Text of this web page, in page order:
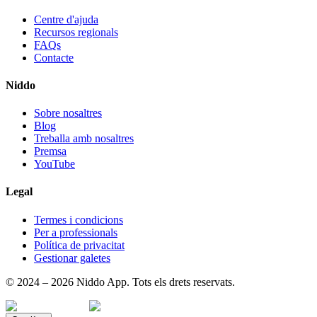
Centre d'ajuda
Recursos regionals
FAQs
Contacte
Niddo
Sobre nosaltres
Blog
Treballa amb nosaltres
Premsa
YouTube
Legal
Termes i condicions
Per a professionals
Política de privacitat
Gestionar galetes
© 2024 – 2026 Niddo App. Tots els drets reservats.